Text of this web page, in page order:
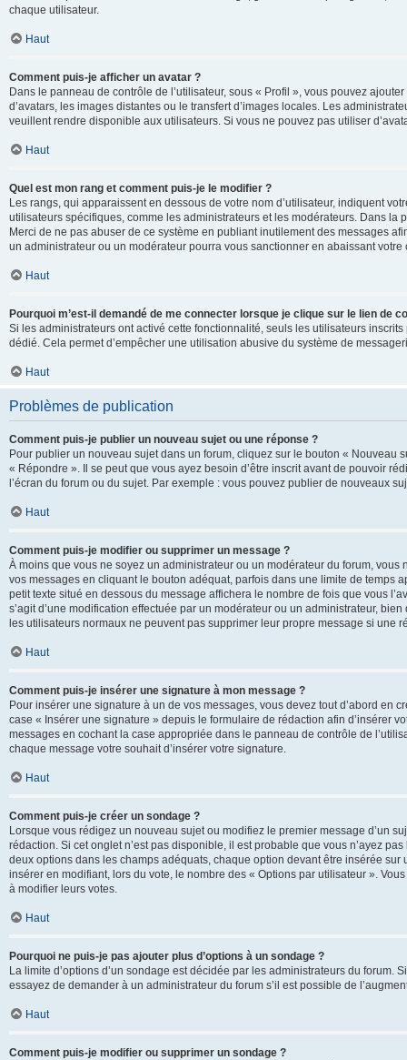
chaque utilisateur.
Haut
Comment puis-je afficher un avatar ?
Dans le panneau de contrôle de l’utilisateur, sous « Profil », vous pouvez
d’avatars, les images distantes ou le transfert d’images locales. Les
veuillent rendre disponible aux utilisateurs. Si vous ne pouvez pas utiliser
Haut
Quel est mon rang et comment puis-je le modifier ?
Les rangs, qui apparaissent en dessous de votre nom d’utilisateur, indiquent
utilisateurs spécifiques, comme les administrateurs et les modérateurs. Dans
Merci de ne pas abuser de ce système en publiant inutilement des messages
un administrateur ou un modérateur pourra vous sanctionner en abaissant votre
Haut
Pourquoi m’est-il demandé de me connecter lorsque je clique sur le lien de
Si les administrateurs ont activé cette fonctionnalité, seuls les utilisateurs
dédié. Cela permet d’empêcher une utilisation abusive du système de
Haut
Problèmes de publication
Comment puis-je publier un nouveau sujet ou une réponse ?
Pour publier un nouveau sujet dans un forum, cliquez sur le bouton «
« Répondre ». Il se peut que vous ayez besoin d’être inscrit avant de pouvoir
l’écran du forum ou du sujet. Par exemple : vous pouvez publier de nouveaux
Haut
Comment puis-je modifier ou supprimer un message ?
À moins que vous ne soyez un administrateur ou un modérateur du forum,
vos messages en cliquant le bouton adéquat, parfois dans une limite de temps
petit texte situé en dessous du message affichera le nombre de fois que vous
s’agit d’une modification effectuée par un modérateur ou un administrateur,
les utilisateurs normaux ne peuvent pas supprimer leur propre message si une
Haut
Comment puis-je insérer une signature à mon message ?
Pour insérer une signature à un de vos messages, vous devez tout d’abord en
case « Insérer une signature » depuis le formulaire de rédaction afin d’insérer
messages en cochant la case appropriée dans le panneau de contrôle de
chaque message votre souhait d’insérer votre signature.
Haut
Comment puis-je créer un sondage ?
Lorsque vous rédigez un nouveau sujet ou modifiez le premier message d’un
rédaction. Si cet onglet n’est pas disponible, il est probable que vous n’ayez
deux options dans les champs adéquats, chaque option devant être insérée
insérer en modifiant, lors du vote, le nombre des « Options par utilisateur ».
à modifier leurs votes.
Haut
Pourquoi ne puis-je pas ajouter plus d’options à un sondage ?
La limite d’options d’un sondage est décidée par les administrateurs du
essayez de demander à un administrateur du forum s’il est possible de
Haut
Comment puis-je modifier ou supprimer un sondage ?